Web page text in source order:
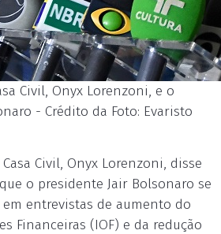
Civil, Onyx Lorenzoni, e o
- Crédito da Foto: Evaristo
Civil, Onyx Lorenzoni, disse
o presidente Jair Bolsonaro se
entrevistas de aumento do
Financeiras (IOF) e da redução